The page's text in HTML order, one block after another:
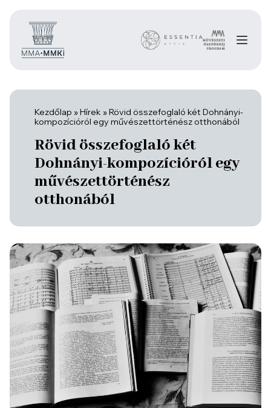
Kezdőlap »Hírek »Rövid összefoglaló két Dohnányi-
kompozícióról egy művészettörténész otthonából
Rövid összefoglaló két
Dohnányi-kompozícióról egy
művészettörténész
otthonából